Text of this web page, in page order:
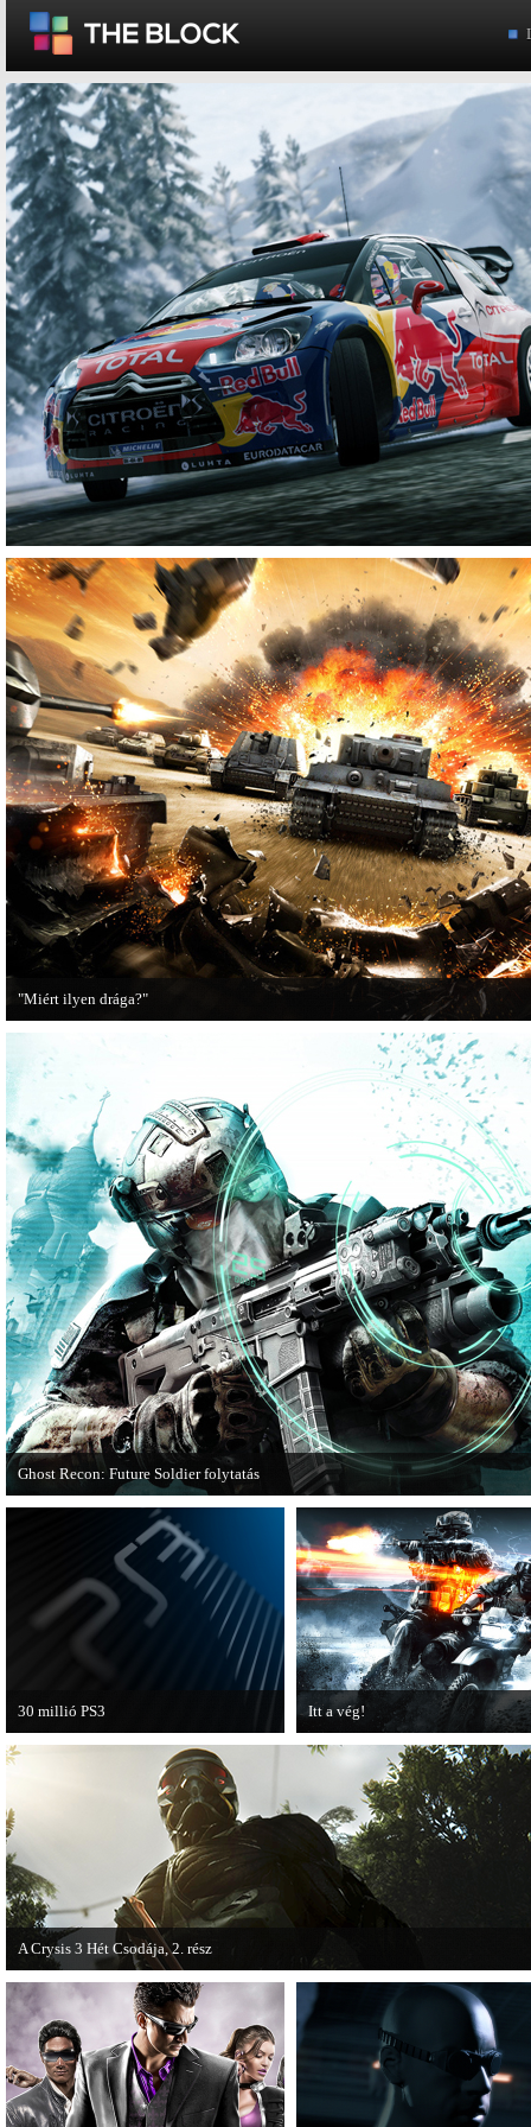
"Miért ilyen drága?"
A PC Guru utánajárt, miért kerülnek olyan sokba a AAA-kategóriás
Ghost Recon: Future Soldier folytatás
Több jel is utal arra, hogy készülőben van a Ghost Recon: Future Soldier
30 millió PS3
A PAL régióban a PS3 átlépte a 30
milliós eladott darabszámot.
Itt a vég!
Hamarosan minden infó kiderül a
Battlefield 3 utolsó, End Game
kiegészítőjéről.
A Crysis 3 Hét Csodája, 2. rész
Megjelent a Crysis 3 videosorozat második része, amely a The Hunt címet